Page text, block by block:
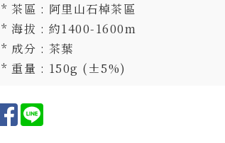
* 茶區 : 阿里山石棹茶區
* 海拔 : 約1400-1600m
* 成分 : 茶葉
* 重量 : 150g (±5%)
Facebook